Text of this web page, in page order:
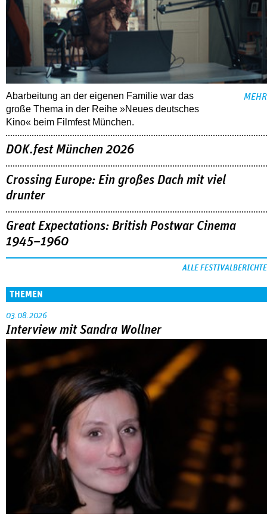
Abarbeitung an der eigenen Familie war das
große Thema in der Reihe »Neues deutsches
Kino« beim Filmfest München.
MEHR
DOK.fest München 2026
Crossing Europe: Ein großes Dach mit viel
drunter
Great Expectations: British Postwar Cinema
1945–1960
ALLE FESTIVALBERICHTE
THEMEN
03.08.2026
Interview mit Sandra Wollner